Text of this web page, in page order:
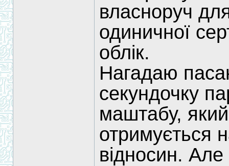
власноруч
одиничної
облік.
Нагадаю
секундочку
маштабу,
отримується
відносин. Але